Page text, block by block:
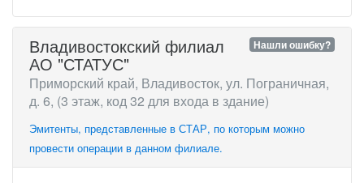
Нашли ошибку?
Владивостокский филиал
АО "СТАТУС"
Приморский край, Владивосток, ул. Пограничная,
д. 6, (3 этаж, код 32 для входа в здание)
Эмитенты, представленные в СТАР, по которым можно
провести операции в данном филиале.